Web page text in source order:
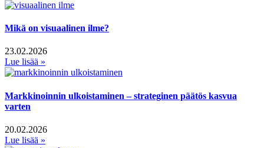
Mikä on visuaalinen ilme?
23.02.2026
Lue lisää »
Markkinoinnin ulkoistaminen – strateginen päätös kasvua
varten
20.02.2026
Lue lisää »